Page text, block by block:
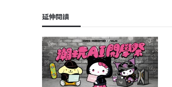
延伸閱讀